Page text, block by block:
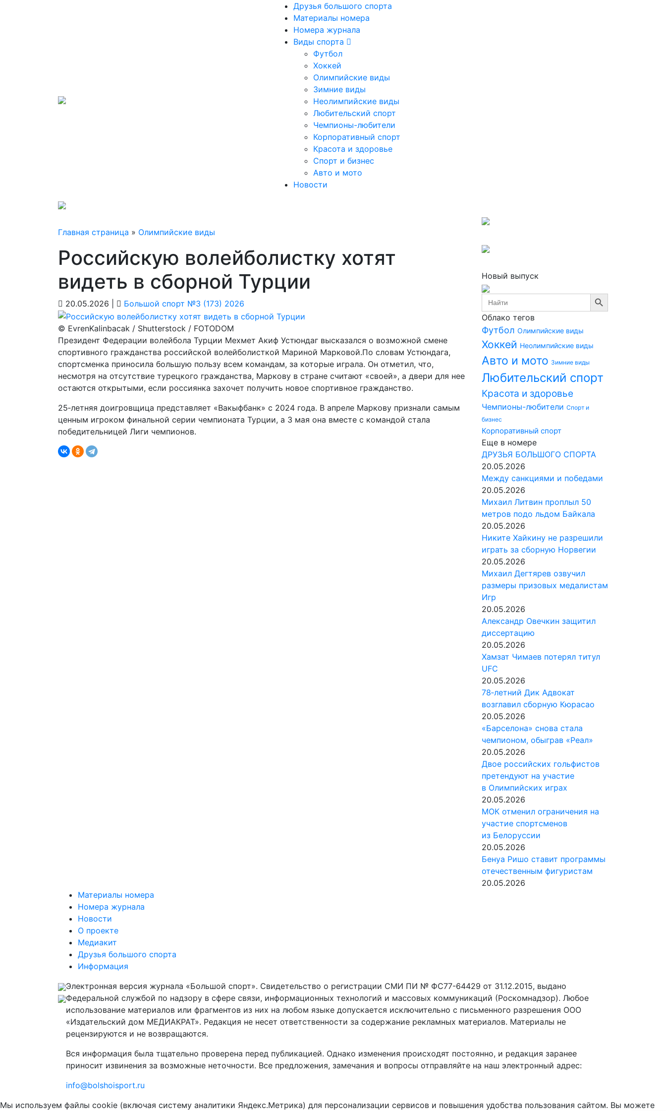
Друзья большого спорта
Материалы номера
Номера журнала
Виды спорта
Футбол
Хоккей
Олимпийские виды
Зимние виды
Неолимпийские виды
Любительский спорт
Чемпионы-любители
Корпоративный спорт
Красота и здоровье
Спорт и бизнес
Авто и мото
Новости
Главная страница » Олимпийские виды
Российскую волейболистку хотят
видеть в сборной Турции
20.05.2026 | Большой спорт №3 (173) 2026
© EvrenKalinbacak / Shutterstock / FOTODOM
Президент Федерации волейбола Турции Мехмет Акиф Устюндаг высказался о возможной смене
спортивного гражданства российской волейболисткой Мариной Марковой.По словам Устюндага,
спортсменка приносила большую пользу всем командам, за которые играла. Он отметил, что,
несмотря на отсутствие турецкого гражданства, Маркову в стране считают «своей», а двери для нее
остаются открытыми, если россиянка захочет получить новое спортивное гражданство.
25‑летняя доигровщица представляет «Вакыфбанк» с 2024 года. В апреле Маркову признали самым
ценным игроком финальной серии чемпионата Турции, а 3 мая она вместе с командой стала
победительницей Лиги чемпионов.
Новый выпуск
Search
for:
Search Button
Облако тегов
Футбол Олимпийские виды
Хоккей Неолимпийские виды
Авто и мото Зимние виды
Любительский спорт
Красота и здоровье
Чемпионы-любители Спорт и
бизнес
Корпоративный спорт
Еще в номере
ДРУЗЬЯ БОЛЬШОГО СПОРТА
20.05.2026
Между санкциями и победами
20.05.2026
Михаил Литвин проплыл 50
метров подо льдом Байкала
20.05.2026
Никите Хайкину не разрешили
играть за сборную Норвегии
20.05.2026
Михаил Дегтярев озвучил
размеры призовых медалистам
Игр
20.05.2026
Александр Овечкин защитил
диссертацию
20.05.2026
Хамзат Чимаев потерял титул
UFC
20.05.2026
78‑летний Дик Адвокат
возглавил сборную Кюрасао
20.05.2026
«Барселона» снова стала
чемпионом, обыграв «Реал»
20.05.2026
Двое российских гольфистов
претендуют на участие
в Олимпийских играх
20.05.2026
МОК отменил ограничения на
участие спортсменов
из Белоруссии
20.05.2026
Бенуа Ришо ставит программы
отечественным фигуристам
20.05.2026
Материалы номера
Номера журнала
Новости
О проекте
Медиакит
Друзья большого спорта
Информация
Электронная версия журнала «Большой спорт». Свидетельство о регистрации СМИ ПИ № ФС77-64429 от 31.12.2015, выдано
Федеральной службой по надзору в сфере связи, информационных технологий и массовых коммуникаций (Роскомнадзор). Любое
использование материалов или фрагментов из них на любом языке допускается исключительно с письменного разрешения ООО
«Издательский дом МЕДИАКРАТ». Редакция не несет ответственности за содержание рекламных материалов. Материалы не
рецензируются и не возвращаются.
Вся информация была тщательно проверена перед публикацией. Однако изменения происходят постоянно, и редакция заранее
приносит извинения за возможные неточности. Все предложения, замечания и вопросы отправляйте на наш электронный адрес:
info@bolshoisport.ru
Мы используем файлы cookie (включая систему аналитики Яндекс.Метрика) для персонализации сервисов и повышения удобства пользования сайтом. Вы можете